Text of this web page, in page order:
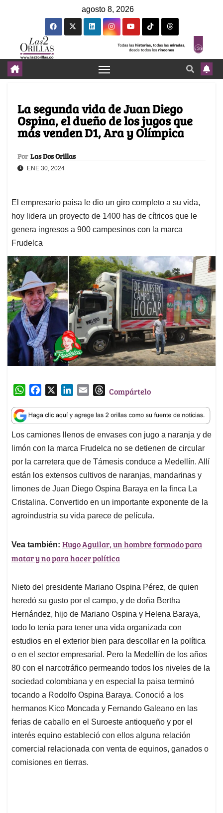
agosto 8, 2026
La segunda vida de Juan Diego
Ospina, el dueño de los jugos que
más venden D1, Ara y Olímpica
Por Las Dos Orillas
ENE 30, 2024
El empresario paisa le dio un giro completo a su vida,
hoy lidera un proyecto de 1400 has de cítricos que le
genera ingresos a 900 campesinos con la marca
Frudelca
W
a
t
s
A
p
p
c
e
b
o
o
k
n
k
e
d
I
n
a
i
l
T
r
e
a
d
s
Compártelo
Los camiones llenos de envases con jugo a naranja y de
limón con la marca Frudelca no se detienen de circular
por la carretera que de Támesis conduce a Medellín. Allí
están los extensos cultivos de naranjas, mandarinas y
limones de Juan Diego Ospina Baraya en la finca La
Cristalina. Convertido en un importante exponente de la
agroindustria su vida parece de película.
Vea también: Hugo Aguilar, un hombre formado para
matar y no para hacer política
Nieto del presidente Mariano Ospina Pérez, de quien
heredó su gusto por el campo, y de doña Bertha
Hernández, hijo de Mariano Ospina y Helena Baraya,
todo lo tenía para tener una vida organizada con
estudios en el exterior bien para descollar en la política
o en el sector empresarial. Pero la Medellín de los años
80 con el narcotráfico permeando todos los niveles de la
sociedad colombiana y en especial la paisa terminó
tocando a Rodolfo Ospina Baraya. Conoció a los
hermanos Kico Moncada y Fernando Galeano en las
ferias de caballo en el Suroeste antioqueño y por el
interés equino estableció con ellos alguna relación
comercial relacionada con venta de equinos, ganados o
comisiones en tierras.